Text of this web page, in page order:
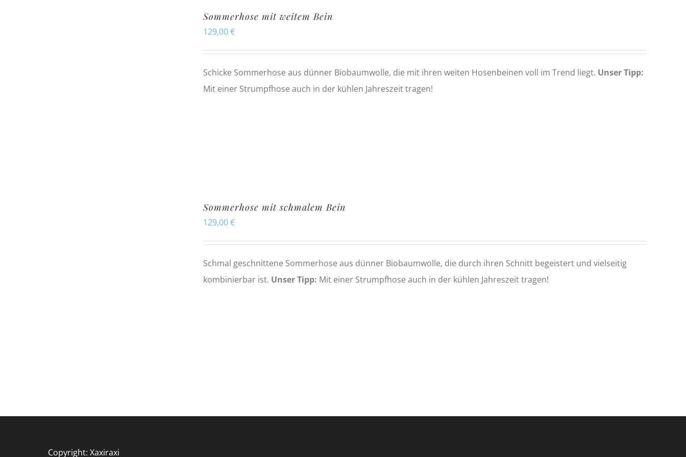
Sommerhose mit weitem Bein
129,00€
Schicke Sommerhose aus dünner Biobaumwolle, die mit ihren weiten Hosenbeinen voll im Trend liegt. Unser Tipp:
Mit einer Strumpfhose auch in der kühlen Jahreszeit tragen!
Sommerhose mit schmalem Bein
129,00€
Schmal geschnittene Sommerhose aus dünner Biobaumwolle, die durch ihren Schnitt begeistert und vielseitig
kombinierbar ist. Unser Tipp: Mit einer Strumpfhose auch in der kühlen Jahreszeit tragen!
Copyright: Xaxiraxi